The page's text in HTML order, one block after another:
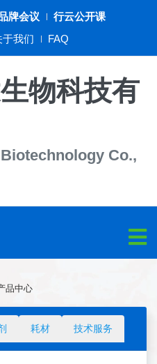
牌会议
行云公开课
于我们 FAQ
物科技有
Co.,
品中心
耗材 技术服务